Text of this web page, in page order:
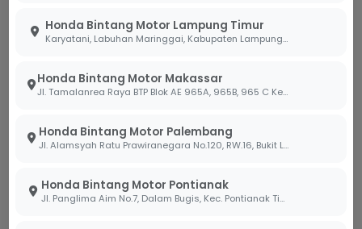
Honda Bintang Motor Lampung Timur
Karyatani, Labuhan Maringgai, Kabupaten Lampung Timur, Lampung 34387
Honda Bintang Motor Makassar
Jl. Tamalanrea Raya BTP Blok AE 965A, 965B, 965 C Kel. Paccerakang Kec.Biring Kanaya Kota. Makassar Sulawesi Selatan 90241
Honda Bintang Motor Palembang
Jl. Alamsyah Ratu Prawiranegara No.120, RW.16, Bukit Lama, Kec. Ilir Bar. I, Kota Palembang, Sumatera Selatan 30138
Honda Bintang Motor Pontianak
Jl. Panglima Aim No.7, Dalam Bugis, Kec. Pontianak Tim., Kota Pontianak, Kalimantan Barat 78242
BACA JUGA ARTIKEL LAINNYA:
Cara Kerja Idling Stop System Honda untuk
Efisiensi Maksimal
Hubungi via WhatsApp:628819000020
Instagram:@bintang_motor